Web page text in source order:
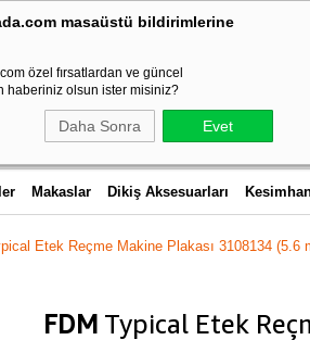
masaüstü bildirimlerine
özel fırsatlardan ve güncel
haberiniz olsun ister misiniz?
Daha Sonra Evet
Makaslar Dikiş Aksesuarları
Etek Reçme Makine Plakası 3108134 (5.6
FDM Typical Etek